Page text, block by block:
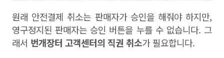
원래 안전결제 취소는 판매자가 승인을 해줘야 하지만,
영구정지된 판매자는 승인 버튼을 누를 수 없습니다. 그
래서 번개장터 고객센터의 직권 취소가 필요합니다.